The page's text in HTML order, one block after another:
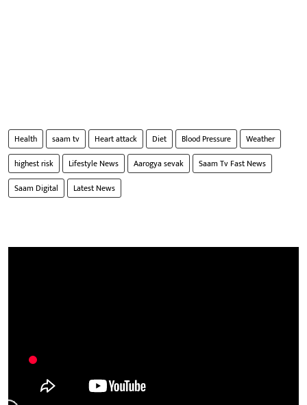
Health saam tv Heart attack Diet Blood Pressure
Weather
highest risk
Lifestyle News Aarogya sevak
Saam Tv Fast News
Saam Digital
Latest News